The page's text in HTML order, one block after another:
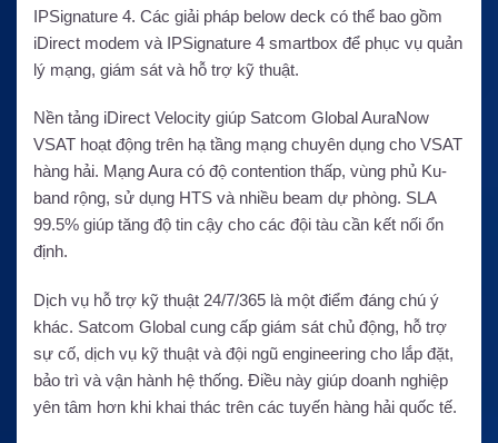
IPSignature 4. Các giải pháp below deck có thể bao gồm
iDirect modem và IPSignature 4 smartbox để phục vụ quản
lý mạng, giám sát và hỗ trợ kỹ thuật.
Nền tảng iDirect Velocity giúp Satcom Global AuraNow
VSAT hoạt động trên hạ tầng mạng chuyên dụng cho VSAT
hàng hải. Mạng Aura có độ contention thấp, vùng phủ Ku-
band rộng, sử dụng HTS và nhiều beam dự phòng. SLA
99.5% giúp tăng độ tin cậy cho các đội tàu cần kết nối ổn
định.
Dịch vụ hỗ trợ kỹ thuật 24/7/365 là một điểm đáng chú ý
khác. Satcom Global cung cấp giám sát chủ động, hỗ trợ
sự cố, dịch vụ kỹ thuật và đội ngũ engineering cho lắp đặt,
bảo trì và vận hành hệ thống. Điều này giúp doanh nghiệp
yên tâm hơn khi khai thác trên các tuyến hàng hải quốc tế.